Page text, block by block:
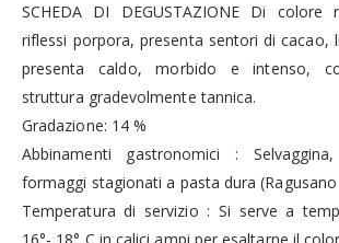
SCHEDA DI DEGUSTAZIONE Di
riflessi porpora, presenta sentori di cacao,
presenta caldo, morbido e intenso,
struttura gradevolmente tannica.
Gradazione: 14 %
Abbinamenti gastronomici :
formaggi stagionati a pasta dura (Ragusano
Temperatura di servizio : Si serve a